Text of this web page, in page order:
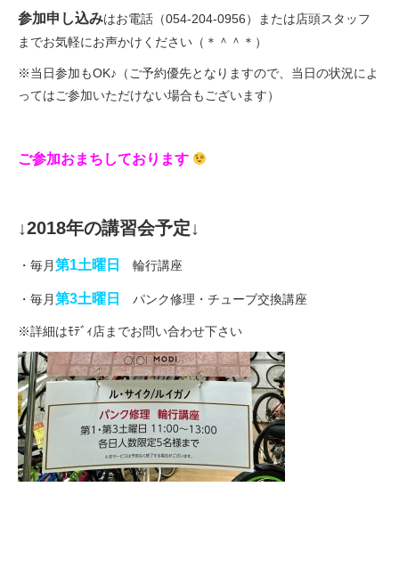
会社概要
個人情報保護
参加申し込みはお電話（054-204-0956）または店頭スタッフ
までお気軽にお声かけください（＊＾＾＊）
※当日参加もOK♪（ご予約優先となりますので、当日の状況によ
ってはご参加いただけない場合もございます）
ご参加おまちしております
↓2018年の講習会予定↓
・毎月第1土曜日 輪行講座
・毎月第3土曜日 パンク修理・チューブ交換講座
※詳細はﾓﾃﾞｨ店までお問い合わせ下さい